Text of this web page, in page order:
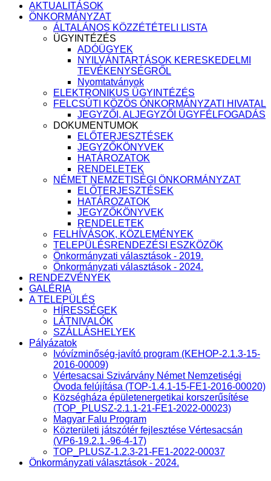
AKTUALITÁSOK
ÖNKORMÁNYZAT
ÁLTALÁNOS KÖZZÉTÉTELI LISTA
ÜGYINTÉZÉS
ADÓÜGYEK
NYILVÁNTARTÁSOK KERESKEDELMI
TEVÉKENYSÉGRŐL
Nyomtatványok
ELEKTRONIKUS ÜGYINTÉZÉS
FELCSÚTI KÖZÖS ÖNKORMÁNYZATI HIVATAL
JEGYZŐI, ALJEGYZŐI ÜGYFÉLFOGADÁS
DOKUMENTUMOK
ELŐTERJESZTÉSEK
JEGYZŐKÖNYVEK
HATÁROZATOK
RENDELETEK
NÉMET NEMZETISÉGI ÖNKORMÁNYZAT
ELŐTERJESZTÉSEK
HATÁROZATOK
JEGYZŐKÖNYVEK
RENDELETEK
FELHÍVÁSOK, KÖZLEMÉNYEK
TELEPÜLÉSRENDEZÉSI ESZKÖZÖK
Önkormányzati választások - 2019.
Önkormányzati választások - 2024.
RENDEZVÉNYEK
GALÉRIA
A TELEPÜLÉS
HÍRESSÉGEK
LÁTNIVALÓK
SZÁLLÁSHELYEK
Pályázatok
Ivóvízminőség-javító program (KEHOP-2.1.3-15-
2016-00009)
Vértesacsai Szivárvány Német Nemzetiségi
Óvoda felújítása (TOP-1.4.1-15-FE1-2016-00020)
Községháza épületenergetikai korszerűsítése
(TOP_PLUSZ-2.1.1-21-FE1-2022-00023)
Magyar Falu Program
Közterületi játszótér fejlesztése Vértesacsán
(VP6-19.2.1.-96-4-17)
TOP_PLUSZ-1.2.3-21-FE1-2022-00037
Önkormányzati választások - 2024.